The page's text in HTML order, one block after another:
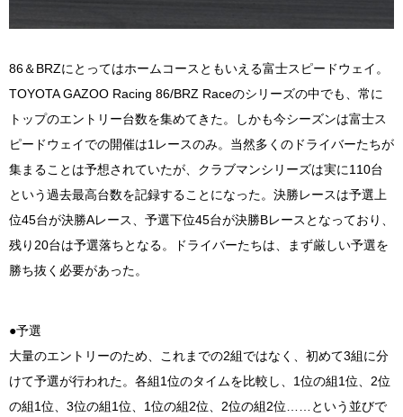
86＆BRZにとってはホームコースともいえる富士スピードウェイ。
TOYOTA GAZOO Racing 86/BRZ Raceのシリーズの中でも、常に
トップのエントリー台数を集めてきた。しかも今シーズンは富士ス
ピードウェイでの開催は1レースのみ。当然多くのドライバーたちが
集まることは予想されていたが、クラブマンシリーズは実に110台
という過去最高台数を記録することになった。決勝レースは予選上
位45台が決勝Aレース、予選下位45台が決勝Bレースとなっており、
残り20台は予選落ちとなる。ドライバーたちは、まず厳しい予選を
勝ち抜く必要があった。
●予選
大量のエントリーのため、これまでの2組ではなく、初めて3組に分
けて予選が行われた。各組1位のタイムを比較し、1位の組1位、2位
の組1位、3位の組1位、1位の組2位、2位の組2位……という並びで